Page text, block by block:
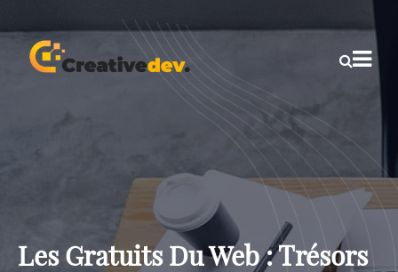
Les Gratuits Du Web : Trésors